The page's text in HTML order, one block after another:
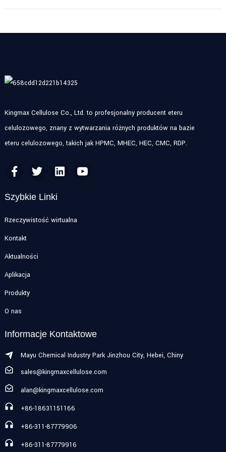
Kingmax Cellulose Co., Ltd. to profesjonalny producent eteru
celulozowego, znany z wytwarzania różnych produktów na bazie
eteru celulozowego, takich jak HPMC, MHEC, HEC, CMC, RDP.
Szybkie Linki
Rzeczywistość wirtualna
Kontakt
Aktualności
Aplikacja
Produkty
O nas
Informacje Kontaktowe
Mayu Chemical Industry Park Jinzhou City, Hebei, Chiny
sales@kingmaxcellulose.com
alan@kingmaxcellulose.com
+86-18631151166
+86-311-87779906
+86-311-87779916